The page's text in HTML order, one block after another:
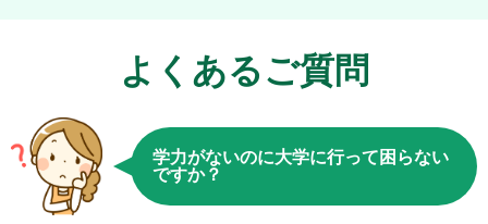
いたのが伝わり、私はこの塾を選択してよかったと心底感じています。
よくあるご質問
学力がないのに大学に行って困らない
ですか？